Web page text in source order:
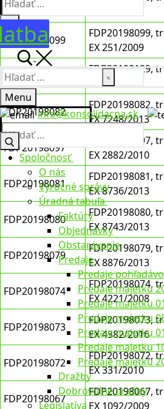
Hľadať:
Menu
info@konsolidacna.sk
Hľadať:
Spoločnosť
O nás
Výročné správy
Úradná tabuľa
Faktúry
Objednávky
Obstarávanie
Predaje
Predaje
Predaje majetku
Predaje majetku
Predaje majetku
Predaje majetku
Predaje majetku
Predaje majetku
Dražby
Dobrovoľné dražby
Legislatíva
FDP20198100
FDP20198099
FDP20198099,
EX 251/2009
FDP20198129
FDP20198129,
EX 518/2009
FDP20198082
FDP20198082,
EX 7248/2013
FDP20198097
FDP20198097,
EX 2882/2010
FDP20198081
FDP20198081,
EX 8736/2013
FDP20198080
FDP20198080,
EX 8743/2013
FDP20198079
FDP20198079,
EX 8876/2013
FDP20198074
FDP20198074,
EX 4221/2008
FDP20198073
FDP20198073,
EX 4382/2016
FDP20198072
FDP20198072,
EX 331/2010
FDP20198067
FDP20198067,
EX 1092/2009